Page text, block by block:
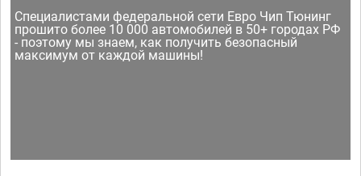
Специалистами федеральной сети Евро Чип Тюнинг
прошито более 10 000 автомобилей в 50+ городах РФ
- поэтому мы знаем, как получить безопасный
максимум от каждой машины!